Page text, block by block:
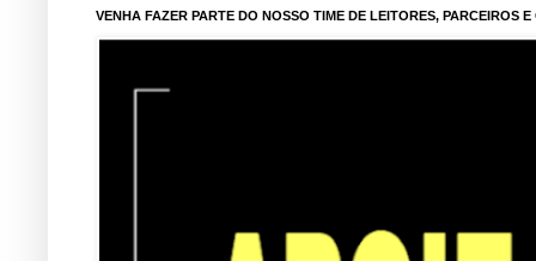
VENHA FAZER PARTE DO NOSSO TIME DE LEITORES, PARCEIROS